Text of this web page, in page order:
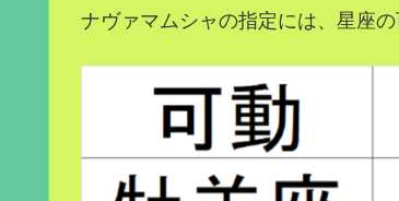
ナヴァマムシャの指定には、星座